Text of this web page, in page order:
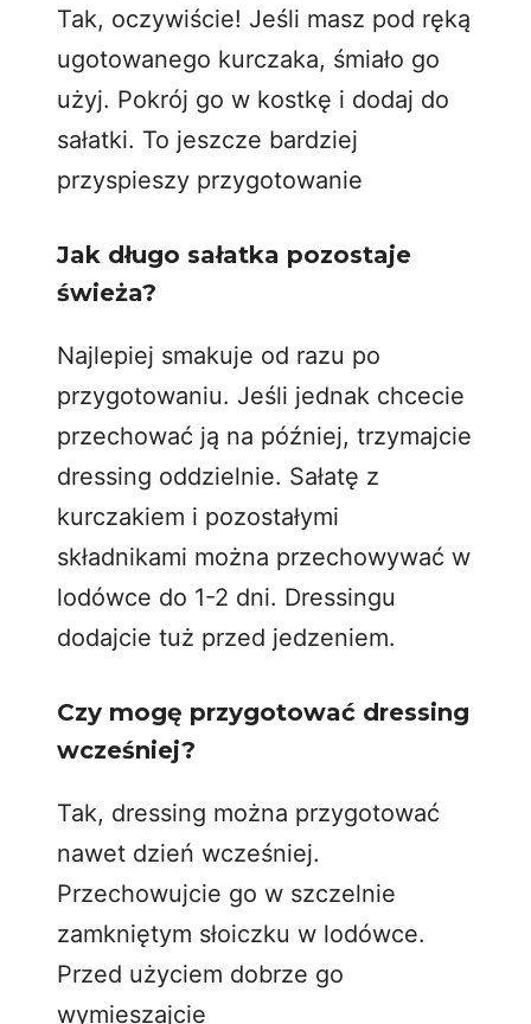
Tak, oczywiście! Jeśli masz pod ręką
ugotowanego kurczaka, śmiało go
użyj. Pokrój go w kostkę i dodaj do
sałatki. To jeszcze bardziej
przyspieszy przygotowanie
Jak długo sałatka pozostaje
świeża?
Najlepiej smakuje od razu po
przygotowaniu. Jeśli jednak chcecie
przechować ją na później, trzymajcie
dressing oddzielnie. Sałatę z
kurczakiem i pozostałymi
składnikami można przechowywać w
lodówce do 1-2 dni. Dressingu
dodajcie tuż przed jedzeniem.
Czy mogę przygotować dressing
wcześniej?
Tak, dressing można przygotować
nawet dzień wcześniej.
Przechowujcie go w szczelnie
zamkniętym słoiczku w lodówce.
Przed użyciem dobrze go
wymieszajcie